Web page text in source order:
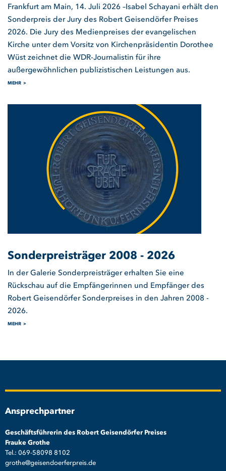
Frankfurt am Main, 14. Juli 2026 –Isabel Schayani erhält den
Sonderpreis der Jury des Robert Geisendörfer Preises
2026. Die Jury des Medienpreises der evangelischen
Kirche unter dem Vorsitz von Kirchenpräsidentin Dorothee
Wüst zeichnet die WDR-Journalistin für ihre
außergewöhnlichen publizistischen Leistungen aus.
MEHR
Sonderpreisträger 2008 - 2026
In der Galerie Sonderpreisträger erhalten Sie eine
Rückschau auf die Empfängerinnen und Empfänger des
Robert Geisendörfer Sonderpreises in den Jahren 2008 -
2026.
MEHR
Ansprechpartner
Geschäftsführerin des Robert Geisendörfer Preises
Frauke Grothe
Tel.: 069-58098 8102
grothe@geisendoerferpreis.de